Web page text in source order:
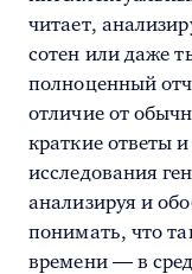
читает,
сотен или даже
полноценный
отличие от
краткие ответы
исследования
анализируя и
понимать, что
времени — в